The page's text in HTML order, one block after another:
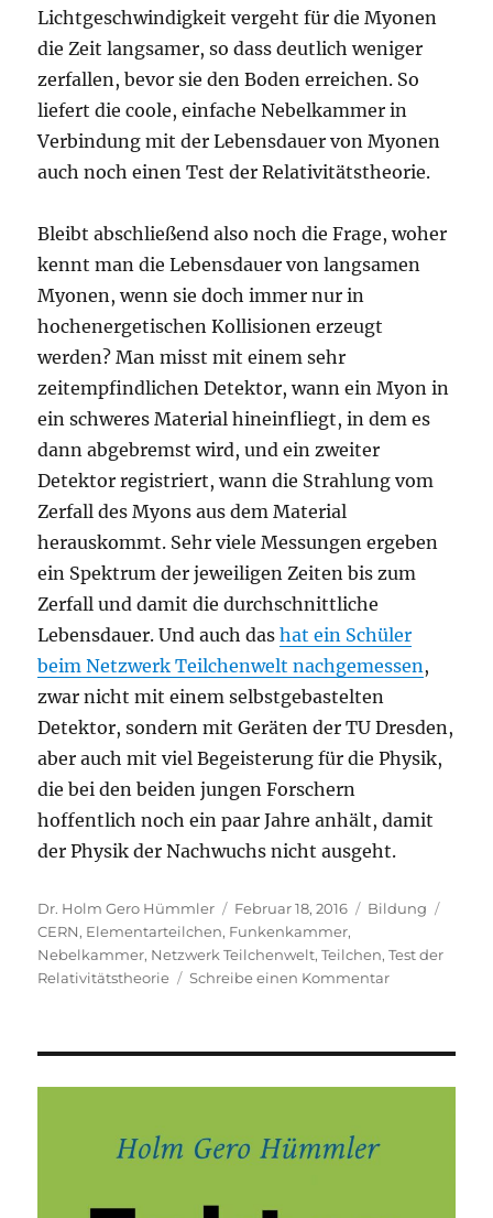
Lichtgeschwindigkeit vergeht für die Myonen
die Zeit langsamer, so dass deutlich weniger
zerfallen, bevor sie den Boden erreichen. So
liefert die coole, einfache Nebelkammer in
Verbindung mit der Lebensdauer von Myonen
auch noch einen Test der Relativitätstheorie.
Bleibt abschließend also noch die Frage, woher
kennt man die Lebensdauer von langsamen
Myonen, wenn sie doch immer nur in
hochenergetischen Kollisionen erzeugt
werden? Man misst mit einem sehr
zeitempfindlichen Detektor, wann ein Myon in
ein schweres Material hineinfliegt, in dem es
dann abgebremst wird, und ein zweiter
Detektor registriert, wann die Strahlung vom
Zerfall des Myons aus dem Material
herauskommt. Sehr viele Messungen ergeben
ein Spektrum der jeweiligen Zeiten bis zum
Zerfall und damit die durchschnittliche
Lebensdauer. Und auch dashat ein Schüler
beim Netzwerk Teilchenwelt nachgemessen,
zwar nicht mit einem selbstgebastelten
Detektor, sondern mit Geräten der TU Dresden,
aber auch mit viel Begeisterung für die Physik,
die bei den beiden jungen Forschern
hoffentlich noch ein paar Jahre anhält, damit
der Physik der Nachwuchs nicht ausgeht.
Autor
Dr. Holm Gero Hümmler
Veröffentlicht
am
Februar 18, 2016 Kategorien
Bildung
CERN, Elementarteilchen, Funkenkammer,
Nebelkammer, Netzwerk Teilchenwelt,Teilchen,Test der
Relativitätstheorie
Schreibe einen Kommentarzu